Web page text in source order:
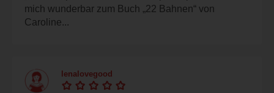
mich wunderbar zum Buch „22 Bahnen“ von
Caroline...
lenalovegood